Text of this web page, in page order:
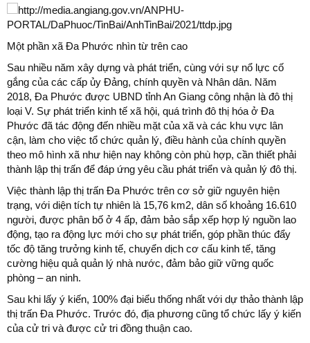
Một phần xã Đa Phước nhìn từ trên cao
Sau nhiều năm xây dựng và phát triển, cùng với sự nổ lực cố
gắng của các cấp ủy Đảng, chính quyền và Nhân dân. Năm
2018, Đa Phước được UBND tỉnh An Giang công nhận là đô thị
loại V. Sự phát triển kinh tế xã hội, quá trình đô thị hóa ở Đa
Phước đã tác động đến nhiều mặt của xã và các khu vực lân
cận, làm cho việc tổ chức quản lý, điều hành của chính quyền
theo mô hình xã như hiện nay không còn phù hợp, cần thiết phải
thành lập thị trấn để đáp ứng yêu cầu phát triển và quản lý đô thị.
Việc thành lập thị trấn Đa Phước trên cơ sở giữ nguyên hiện
trạng, với diện tích tự nhiên là 15,76 km2, dân số khoảng 16.610
người, được phân bố ở 4 ấp, đảm bảo sắp xếp hợp lý nguồn lao
động, tạo ra động lực mới cho sự phát triển, góp phần thúc đẩy
tốc độ tăng trưởng kinh tế, chuyển dịch cơ cấu kinh tế, tăng
cường hiệu quả quản lý nhà nước, đảm bảo giữ vững quốc
phòng – an ninh.
Sau khi lấy ý kiến, 100% đại biểu thống nhất với dự thảo thành lập
thị trấn Đa Phước. Trước đó, địa phương cũng tổ chức lấy ý kiến
của cử tri và được cử tri đồng thuận cao.